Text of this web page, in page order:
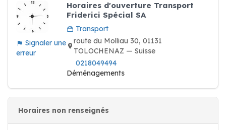
Signaler une
erreur
Horaires d'ouverture Transport
Friderici Spécial SA
Transport
route du Molliau 30, 01131
TOLOCHENAZ — Suisse
0218049494
Déménagements
Horaires non renseignés